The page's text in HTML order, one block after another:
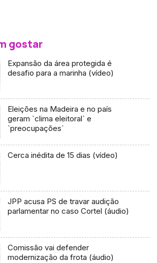
gostar
Expansão da área protegida é
desafio para a marinha (vídeo)
Eleições na Madeira e no país
geram `clima eleitoral` e
`preocupações`
Cerca inédita de 15 dias (vídeo)
JPP acusa PS de travar audição
parlamentar no caso Cortel (áudio)
Comissão vai defender
modernização da frota (áudio)